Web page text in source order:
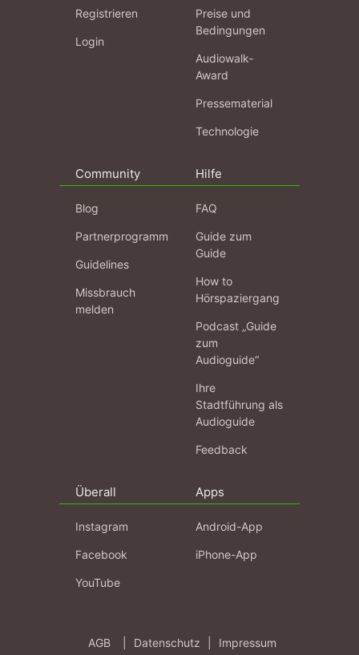
Registrieren
Login
Preise und
Bedingungen
Audiowalk-
Award
Pressematerial
Technologie
Community
Blog
Partnerprogramm
Guidelines
Missbrauch
melden
Hilfe
FAQ
Guide zum
Guide
How to
Hörspaziergang
Podcast „Guide
zum
Audioguide“
Ihre
Stadtführung als
Audioguide
Feedback
Überall
Instagram
Facebook
YouTube
Apps
Android-App
iPhone-App
AGB Datenschutz Impressum